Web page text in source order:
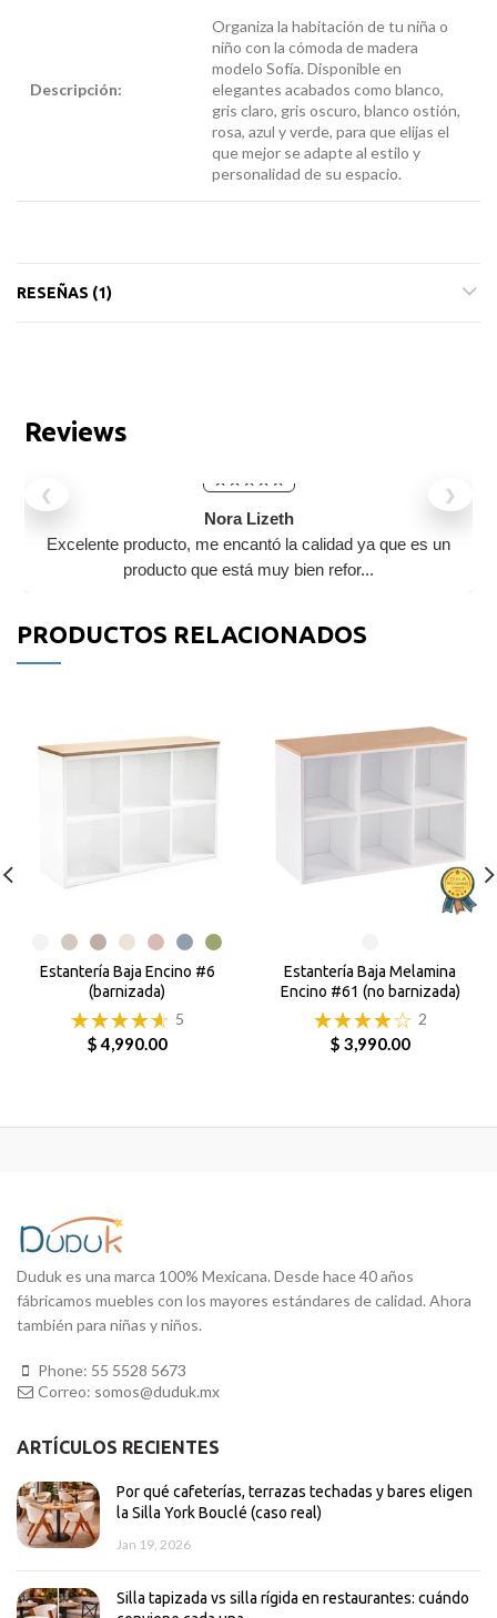
Descripción:
Organiza la habitación de tu niña o
niño con la cómoda de madera
modelo Sofía. Disponible en
elegantes acabados como blanco,
gris claro, gris oscuro, blanco ostión,
rosa, azul y verde, para que elijas el
que mejor se adapte al estilo y
personalidad de su espacio.
RESEÑAS (1)
Reviews
❮ ❯
Nora Lizeth
Excelente producto, me encantó la calidad ya que es un
producto que está muy bien refor...
PRODUCTOS RELACIONADOS
Estantería Baja Encino #6
(barnizada)
5
$ 4,990.00
Estantería Baja Melamina
Encino #61 (no barnizada)
2
$ 3,990.00
Duduk es una marca 100% Mexicana. Desde hace 40 años
fábricamos muebles con los mayores estándares de calidad. Ahora
también para niñas y niños.
Phone: 55 5528 5673
Correo: somos@duduk.mx
ARTÍCULOS RECIENTES
Por qué cafeterías, terrazas techadas y bares eligen
la Silla York Bouclé (caso real)
Jan 19, 2026
Silla tapizada vs silla rígida en restaurantes: cuándo